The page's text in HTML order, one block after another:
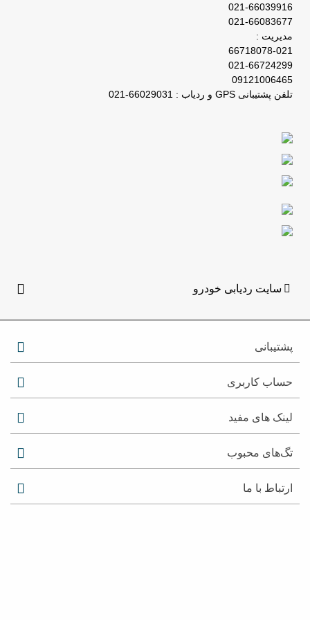
021-66039916
021-66083677
مدیریت :
66718078-021
021-66724299
09121006465
تلفن پشتیبانی GPS و ردیاب : 66029031-021
سایت ردیابی خودرو
پشتیبانی
حساب کاربری
لینک های مفید
تگ‌های محبوب
ارتباط با ما